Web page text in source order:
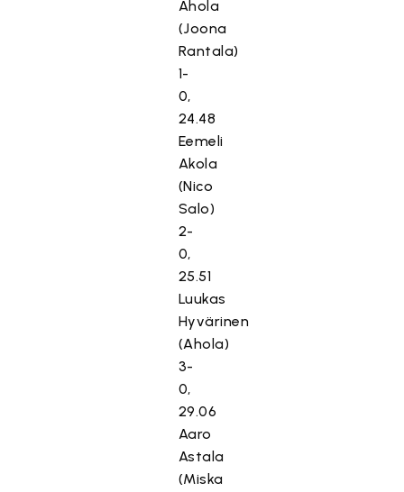
Ahola
(Joona
Rantala)
1-
0,
24.48
Eemeli
Akola
(Nico
Salo)
2-
0,
25.51
Luukas
Hyvärinen
(Ahola)
3-
0,
29.06
Aaro
Astala
(Miska